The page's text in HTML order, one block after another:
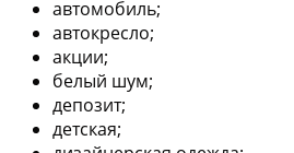
автомобиль;
автокресло;
акции;
белый шум;
депозит;
детская;